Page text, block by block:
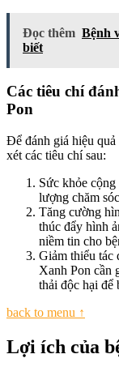
Đọc thêm Bệnh
biết
Các tiêu chí
Pon
Để đánh giá hiệu
xét các tiêu chí sau:
Sức khỏe
lượng chăm
Tăng cường
thúc đẩy hình
niềm tin cho
Giảm thiểu tác
Xanh Pon cần
thải độc hại để
back to menu ↑
Lợi ích của